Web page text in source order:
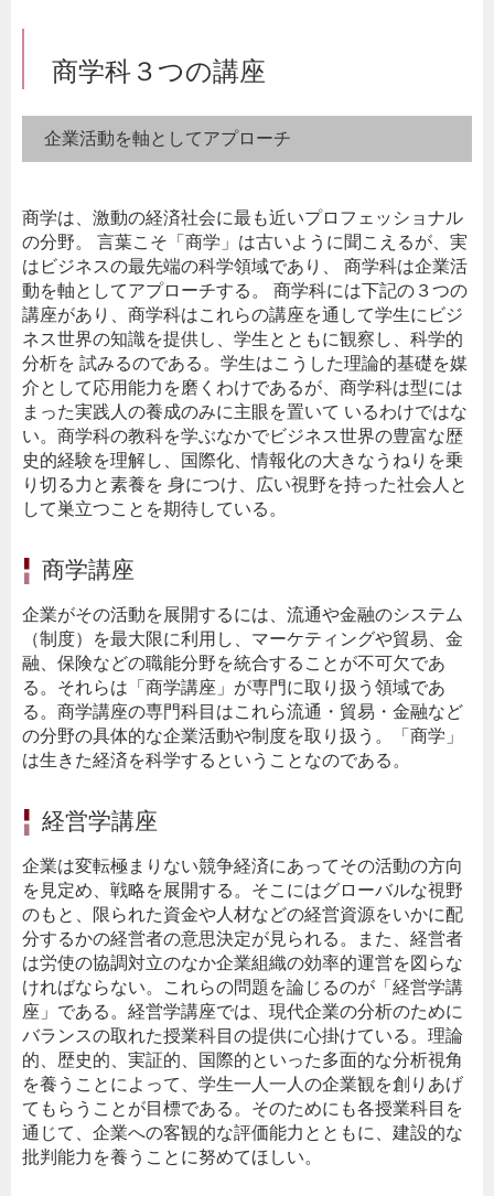
商学科３つの講座
企業活動を軸としてアプローチ
商学は、激動の経済社会に最も近いプロフェッショナル
の分野。 言葉こそ「商学」は古いように聞こえるが、実
はビジネスの最先端の科学領域であり、 商学科は企業活
動を軸としてアプローチする。 商学科には下記の３つの
講座があり、商学科はこれらの講座を通して学生にビジ
ネス世界の知識を提供し、学生とともに観察し、科学的
分析を 試みるのである。学生はこうした理論的基礎を媒
介として応用能力を磨くわけであるが、商学科は型には
まった実践人の養成のみに主眼を置いて いるわけではな
い。商学科の教科を学ぶなかでビジネス世界の豊富な歴
史的経験を理解し、国際化、情報化の大きなうねりを乗
り切る力と素養を 身につけ、広い視野を持った社会人と
して巣立つことを期待している。
商学講座
企業がその活動を展開するには、流通や金融のシステム
（制度）を最大限に利用し、マーケティングや貿易、金
融、保険などの職能分野を統合することが不可欠であ
る。それらは「商学講座」が専門に取り扱う領域であ
る。商学講座の専門科目はこれら流通・貿易・金融など
の分野の具体的な企業活動や制度を取り扱う。「商学」
は生きた経済を科学するということなのである。
経営学講座
企業は変転極まりない競争経済にあってその活動の方向
を見定め、戦略を展開する。そこにはグローバルな視野
のもと、限られた資金や人材などの経営資源をいかに配
分するかの経営者の意思決定が見られる。また、経営者
は労使の協調対立のなか企業組織の効率的運営を図らな
ければならない。これらの問題を論じるのが「経営学講
座」である。経営学講座では、現代企業の分析のために
バランスの取れた授業科目の提供に心掛けている。理論
的、歴史的、実証的、国際的といった多面的な分析視角
を養うことによって、学生一人一人の企業観を創りあげ
てもらうことが目標である。そのためにも各授業科目を
通じて、企業への客観的な評価能力とともに、建設的な
批判能力を養うことに努めてほしい。